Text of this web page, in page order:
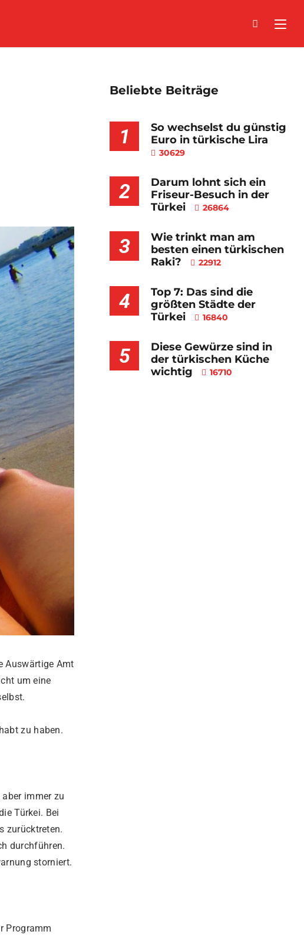
Auswärtige Amt
um eine
zu haben.
immer zu
Türkei. Bei
zurücktreten.
durchführen.
storniert.
Programm
Beliebte Beiträge
1
So wechselst du günstig
Euro in türkische Lira
30629
2
Darum lohnt sich ein
Friseur-Besuch in der
Türkei
26864
3
Wie trinkt man am
besten einen türkischen
Raki?
22912
4
Top 7: Das sind die
größten Städte der
Türkei
16840
5
Diese Gewürze sind in
der türkischen Küche
wichtig
16710